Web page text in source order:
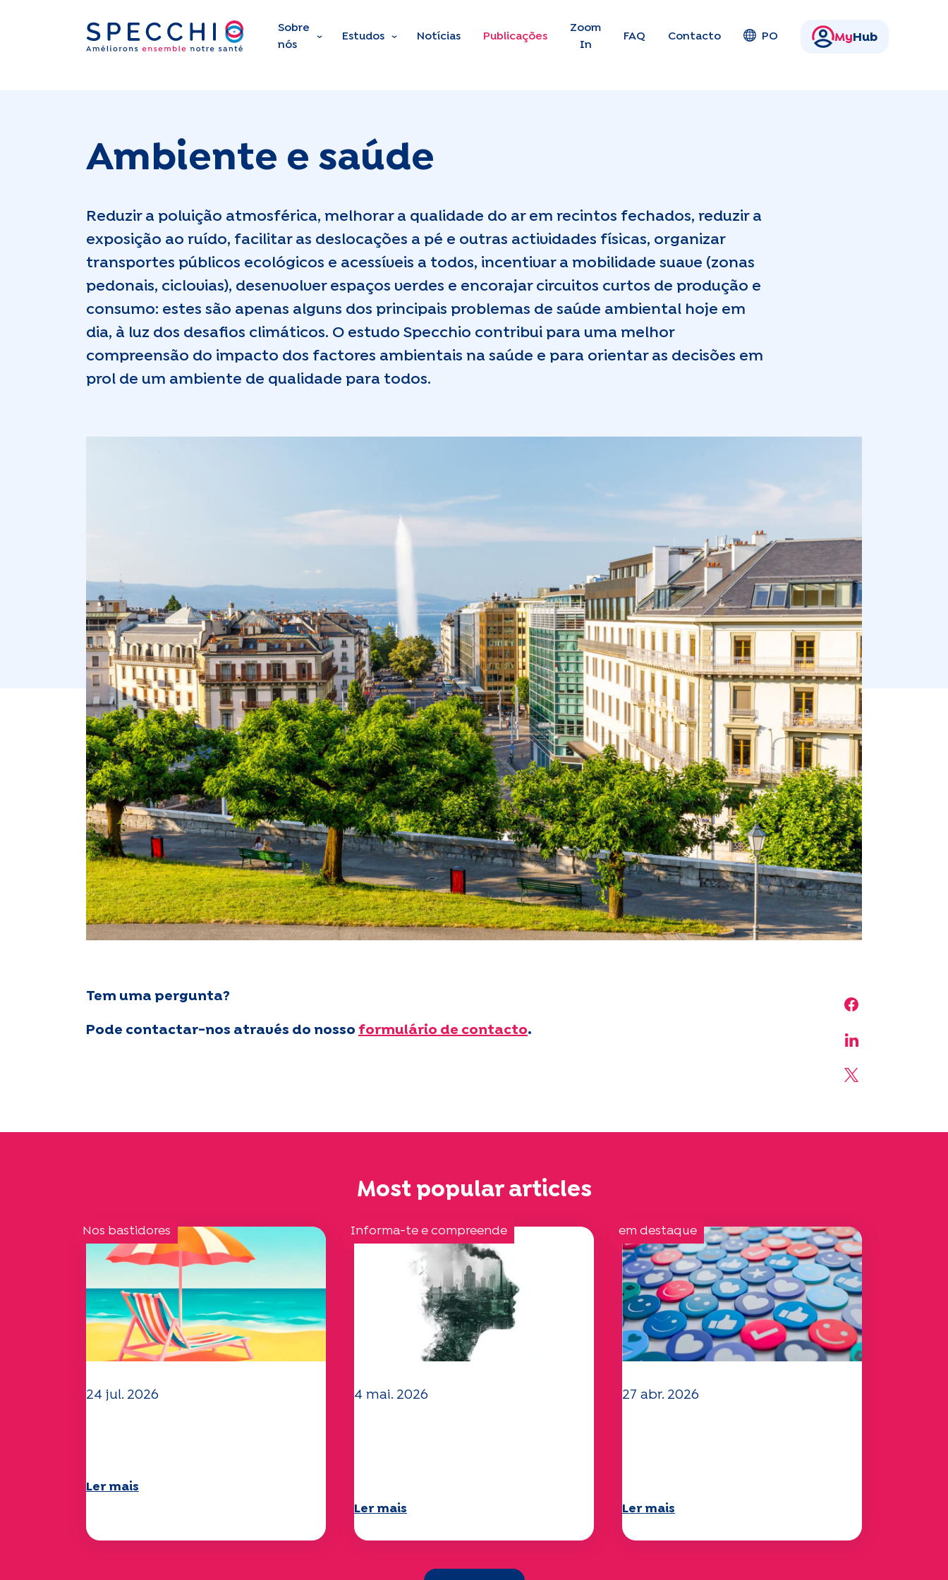
Skip to main content
Sobre
nós
Estudos Notícias Publicações
Zoom
In
FAQ Contacto PO My Hub
Ambiente e saúde
Reduzir a poluição atmosférica, melhorar a qualidade do ar em recintos fechados, reduzir a
exposição ao ruído, facilitar as deslocações a pé e outras actividades físicas, organizar
transportes públicos ecológicos e acessíveis a todos, incentivar a mobilidade suave (zonas
pedonais, ciclovias), desenvolver espaços verdes e encorajar circuitos curtos de produção e
consumo: estes são apenas alguns dos principais problemas de saúde ambiental hoje em
dia, à luz dos desafios climáticos. O estudo Specchio contribui para uma melhor
compreensão do impacto dos factores ambientais na saúde e para orientar as decisões em
prol de um ambiente de qualidade para todos.
Share on
Share on
Share on X
Tem uma pergunta?
Pode contactar-nos através do nosso formulário de contacto.
Most popular articles
Nos bastidores
24 jul. 2026
Ler mais
Informa-te e compreende
4 mai. 2026
Ler mais
em destaque
27 abr. 2026
Ler mais